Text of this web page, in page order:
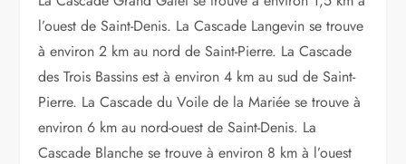
l’ouest de Saint-Denis. La Cascade Langevin se trouve
à environ 2 km au nord de Saint-Pierre. La Cascade
des Trois Bassins est à environ 4 km au sud de Saint-
Pierre. La Cascade du Voile de la Mariée se trouve à
environ 6 km au nord-ouest de Saint-Denis. La
Cascade Blanche se trouve à environ 8 km à l’ouest